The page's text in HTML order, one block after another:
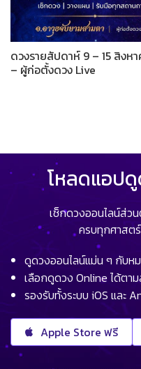
ดวงรายสัปดาห์ 9 – 15 สิงห
– ผู้ก่อตั้งดวง Live
โหลดแอป
เช็กดวงออนไลน์ส่ว
ครบทุกศาสต
ดูดวงออนไลน์แม่น ๆ กับห
เลือกดูดวง Online ได้ตา
รองรับทั้งระบบ iOS และ
Apple Store ฟรี